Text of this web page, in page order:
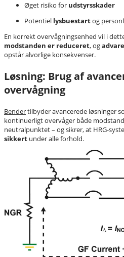
Øget risiko for udstyrsskader
Potentiel lysbuestartog
En korrekt overvågningsenhed vil i
modstanden er reduceret, og
opstår alvorlige konsekvenser.
Løsning: Brug af
overvågning
Bendertilbyder avancerede løsninger
kontinuerligt overvåger både
neutralpunktet – og sikrer, at HRG-
sikkert under alle forhold.